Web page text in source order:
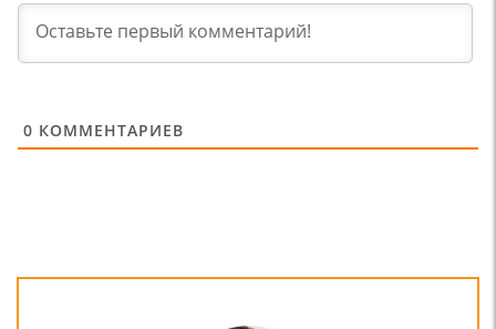
0 КОММЕНТАРИЕВ